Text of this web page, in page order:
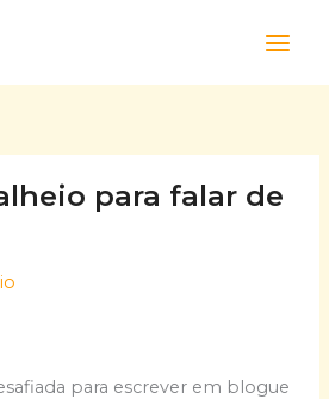
para falar de
para escrever em blogue